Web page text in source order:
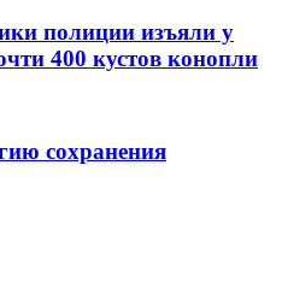
полиции изъяли у
400 кустов конопли
сохранения